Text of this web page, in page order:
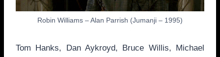
Robin Williams – Alan Parrish (Jumanji – 1995)
Tom Hanks, Dan Aykroyd, Bruce Willis, Michael